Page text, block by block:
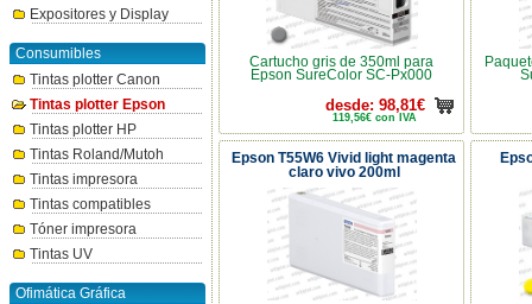
Expositores y Display
Consumibles
Tintas plotter Canon
Tintas plotter Epson
Tintas plotter HP
Tintas Roland/Mutoh
Tintas impresora
Tintas compatibles
Tóner impresora
Tintas UV
Ofimática Gráfica
Cartucho gris de 350ml para
Epson SureColor SC-Px000
desde: 98,81€
119,56€ con IVA
Epson T55W6 Vivid light magenta
claro vivo 200ml